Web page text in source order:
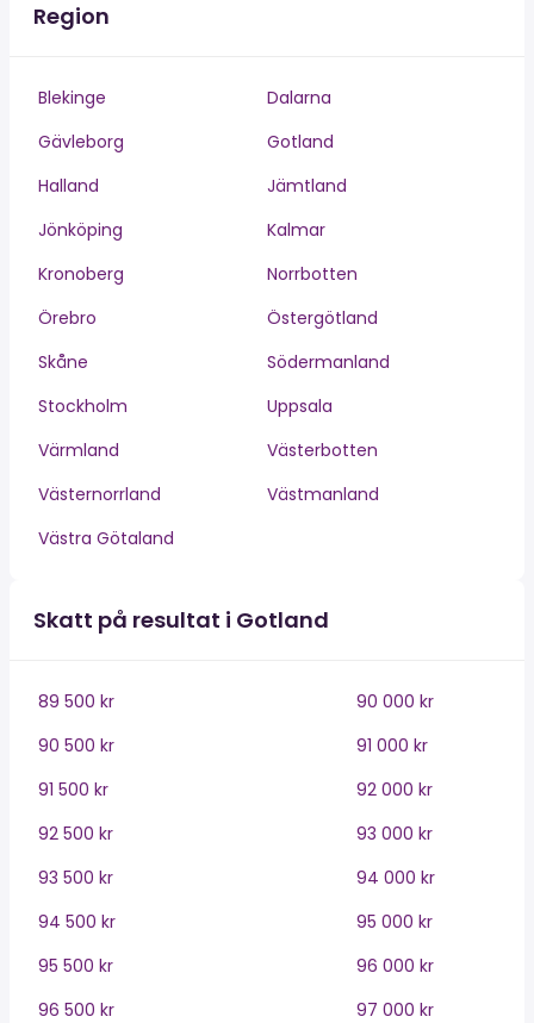
Region
Blekinge
Dalarna
Gävleborg
Gotland
Halland
Jämtland
Jönköping
Kalmar
Kronoberg
Norrbotten
Örebro
Östergötland
Skåne
Södermanland
Stockholm
Uppsala
Värmland
Västerbotten
Västernorrland
Västmanland
Västra Götaland
Skatt på resultat i Gotland
89 500 kr
90 000 kr
90 500 kr
91 000 kr
91 500 kr
92 000 kr
92 500 kr
93 000 kr
93 500 kr
94 000 kr
94 500 kr
95 000 kr
95 500 kr
96 000 kr
96 500 kr
97 000 kr